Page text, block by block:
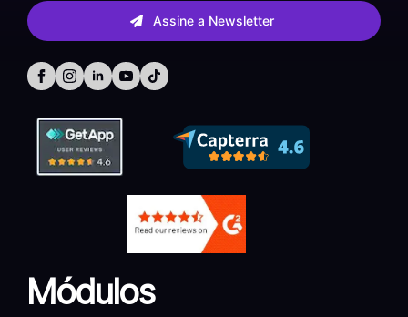
Assine a Newsletter
Módulos